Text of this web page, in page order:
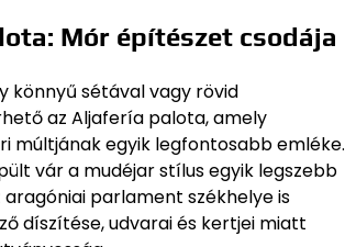
Mór építészet csodája
könnyű sétával vagy rövid
az Aljafería palota, amely
múltjának egyik legfontosabb emléke.
vár a mudéjar stílus egyik legszebb
aragóniai parlament székhelye is
díszítése, udvarai és kertjei miatt